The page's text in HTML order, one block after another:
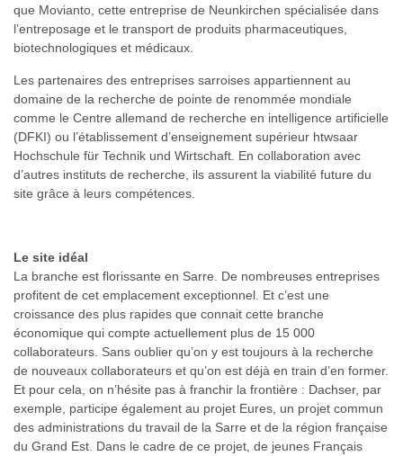
que Movianto, cette entreprise de Neunkirchen spécialisée dans
l’entreposage et le transport de produits pharmaceutiques,
biotechnologiques et médicaux.
Les partenaires des entreprises sarroises appartiennent au
domaine de la recherche de pointe de renommée mondiale
comme le Centre allemand de recherche en intelligence artificielle
(DFKI) ou l’établissement d’enseignement supérieur htwsaar
Hochschule für Technik und Wirtschaft. En collaboration avec
d’autres instituts de recherche, ils assurent la viabilité future du
site grâce à leurs compétences.
Le site idéal
La branche est florissante en Sarre. De nombreuses entreprises
profitent de cet emplacement exceptionnel. Et c’est une
croissance des plus rapides que connait cette branche
économique qui compte actuellement plus de 15 000
collaborateurs. Sans oublier qu’on y est toujours à la recherche
de nouveaux collaborateurs et qu’on est déjà en train d’en former.
Et pour cela, on n’hésite pas à franchir la frontière : Dachser, par
exemple, participe également au projet Eures, un projet commun
des administrations du travail de la Sarre et de la région française
du Grand Est. Dans le cadre de ce projet, de jeunes Français